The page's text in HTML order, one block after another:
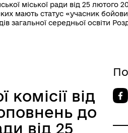
Квитки на потяг для
військовослужбовців та їх
міської ради від 25 лютого
мають статус «учасник
загальної середньої освіти
від
до
від 25